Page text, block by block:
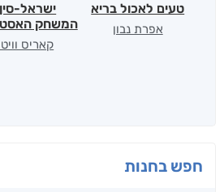
חפש בחנות
טעים לאכול בריא
אפרת נבון
ישראל-
המשחק
קאריס